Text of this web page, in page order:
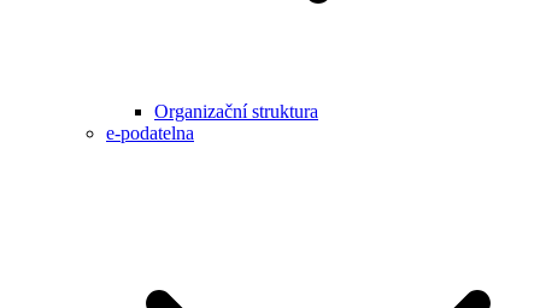
Organizační struktura
e-podatelna